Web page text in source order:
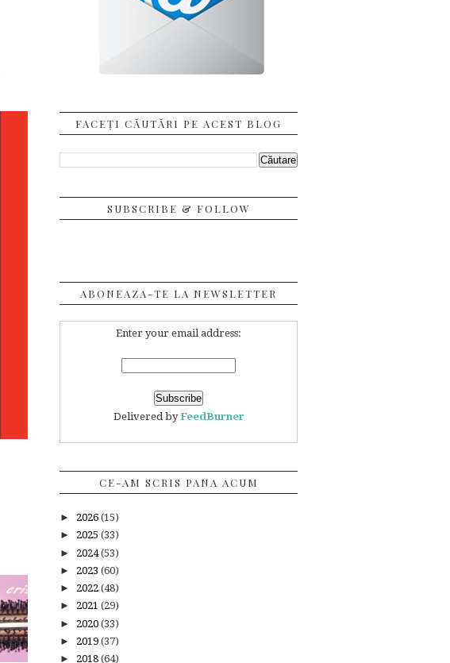
FACEȚI CĂUTĂRI PE ACEST BLOG
SUBSCRIBE & FOLLOW
ABONEAZA-TE LA NEWSLETTER
Enter your email address:
Delivered byFeedBurner
CE-AM SCRIS PANA ACUM
► 2026 (15)
► 2025 (33)
► 2024(53)
► 2023 (60)
► 2022 (48)
► 2021 (29)
► 2020 (33)
► 2019 (37)
► 2018 (64)